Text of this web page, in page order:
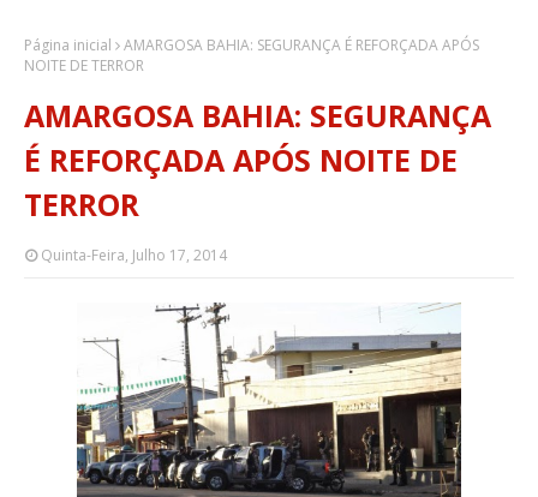
SALVADOR
Página inicial
AMARGOSA BAHIA: SEGURANÇA É REFORÇADA APÓS
NOITE DE TERROR
AMARGOSA BAHIA: SEGURANÇA
É REFORÇADA APÓS NOITE DE
TERROR
Quinta-Feira, Julho 17, 2014